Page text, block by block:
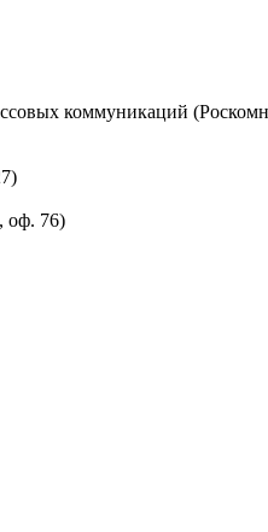
коммуникаций
оф. 76)